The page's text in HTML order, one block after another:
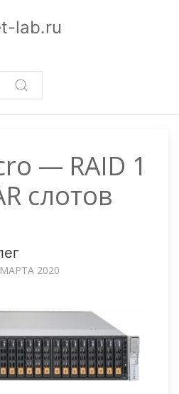
lab.ru
— RAID 1
слотов
2020